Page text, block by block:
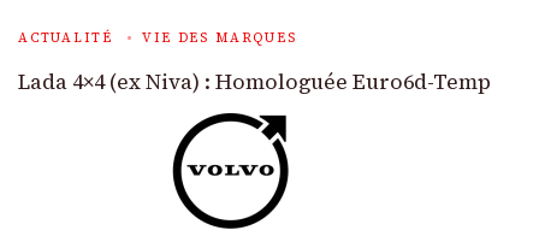
ACTUALITÉ VIE DES MARQUES
Lada 4×4 (ex Niva) : Homologuée Euro6d-Temp